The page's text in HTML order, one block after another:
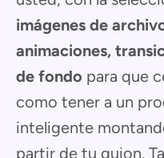
imágenes de
animaciones,
de fondo para que
como tener a un
inteligente
partir de tu guion.